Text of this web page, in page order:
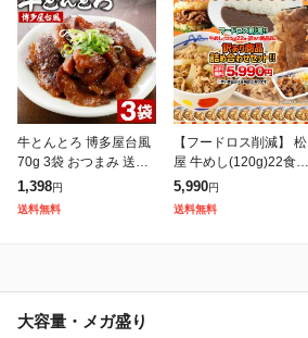
牛とんとろ 博多屋台風
70g 3袋 おつまみ 送料
無料 お試し 国産 和牛
牛肉 トントロ 豚とろ
1,398円
送料無料
【フードロス削減】 松
屋 牛めし(120g)22食
+訳あり商品(8品)計30
食が入ったお得な訳あ
5,990円
送料無料
大容量・メガ盛り